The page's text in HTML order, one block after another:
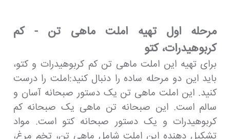
مرحله اول تهیه املت ماهی تن - کم
کربوهیدرات، کتو
برای تهیه این املت ماهی تن کم کربوهیدرات و کتو،
باید این دو مرحله ساده را دنبال کنید:املت را درست
کنید. این املت ماهی تن یک دستور صبحانه آسان و
سالم است. این صبحانه تن ماهی یک صبحانه کم
کربوهیدرات و یک دستور صبحانه کتو است. مواد